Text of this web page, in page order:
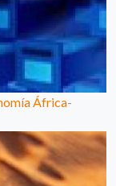
África-